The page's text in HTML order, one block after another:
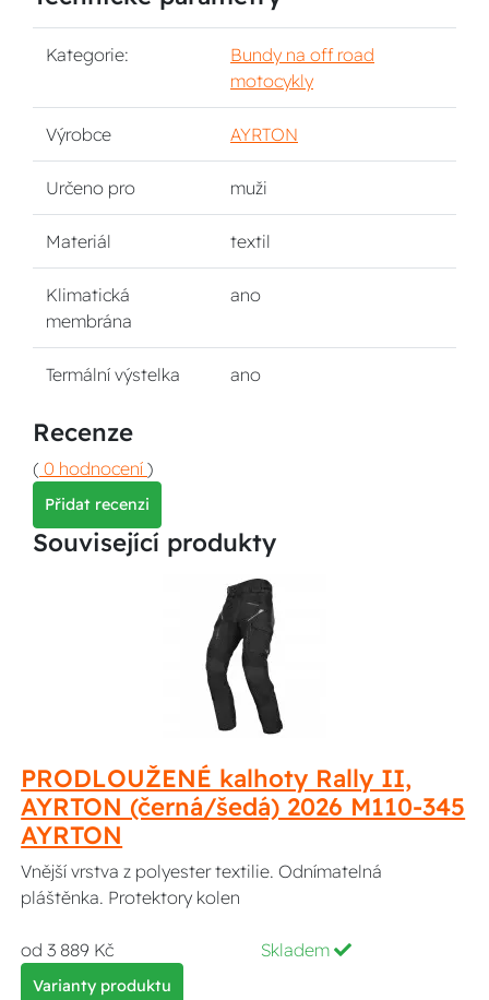
Kategorie:
Bundy na off road
motocykly
Výrobce AYRTON
Určeno pro muži
Materiál textil
Klimatická
membrána
ano
Termální výstelka ano
Recenze
( 0 hodnocení )
Přidat recenzi
Související produkty
PRODLOUŽENÉ kalhoty Rally II,
AYRTON (černá/šedá) 2026 M110-345
AYRTON
Vnější vrstva z polyester textilie. Odnímatelná
pláštěnka. Protektory kolen
od 3 889 Kč Skladem
Varianty produktu